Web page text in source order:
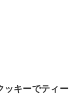
ッキーでティー